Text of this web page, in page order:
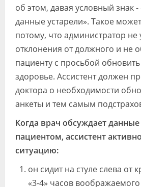
об этом, давая условный знак
данные устарели». Такое
потому, что администратор не
отклонения от должного и не
пациенту с просьбой
здоровье. Ассистент должен
доктора о необходимости
анкеты и тем самым
Когда врач обсуждает
пациентом, ассистент
ситуацию:
он сидит на стуле слева от
«3-4» часов